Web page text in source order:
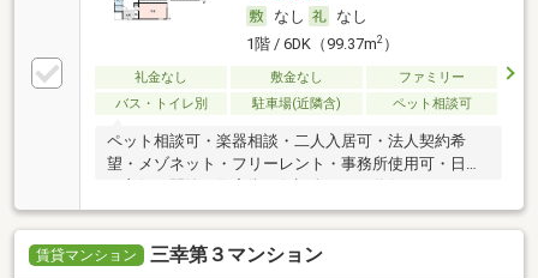
なし
なし
1階 / 6DK（99.37m2）
礼金なし 敷金なし
ファミリー
バス・トイレ別
駐車場(近隣含) ペット相談可
ペット相談可・楽器相談・二人入居可・法人契約希
望・メゾネット・フリーレント・事務所使用可・日当
賃貸マンション 三幸第３マンション